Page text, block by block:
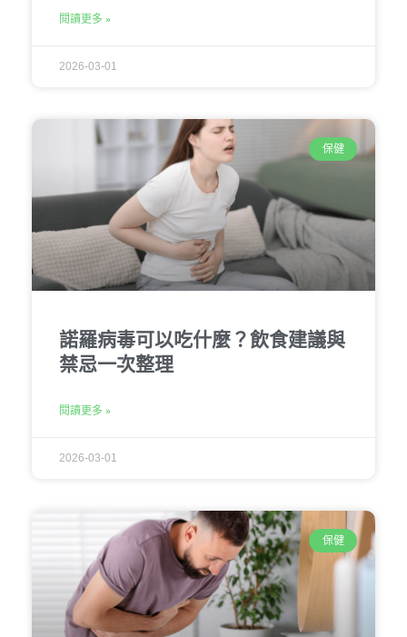
閱讀更多 »
2026-03-01
保健
諾羅病毒可以吃什麼？飲食建議與
禁忌一次整理
閱讀更多 »
2026-03-01
保健